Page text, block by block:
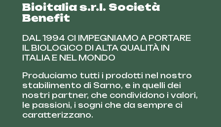
Bioitalia s.r.l. Società
Benefit
DAL 1994 CI IMPEGNIAMO A PORTARE
IL BIOLOGICO DI ALTA QUALITÀ IN
ITALIA E NEL MONDO
Produciamo tutti i prodotti nel nostro
stabilimento di Sarno, e in quelli dei
nostri partner, che condividono i valori,
le passioni, i sogni che da sempre ci
caratterizzano.